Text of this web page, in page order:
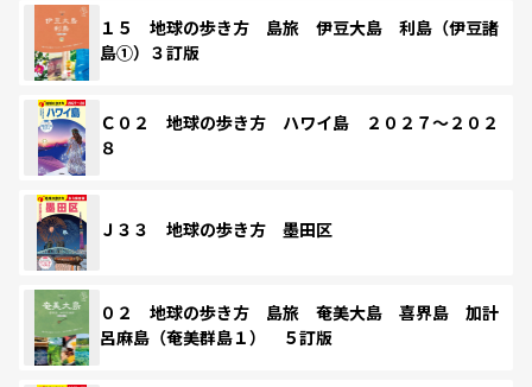
１５ 地球の歩き方 島旅 伊豆大島 利島（伊豆諸
島①）３訂版
Ｃ０２ 地球の歩き方 ハワイ島 ２０２７～２０２
８
Ｊ３３ 地球の歩き方 墨田区
０２ 地球の歩き方 島旅 奄美大島 喜界島 加計
呂麻島（奄美群島１） ５訂版